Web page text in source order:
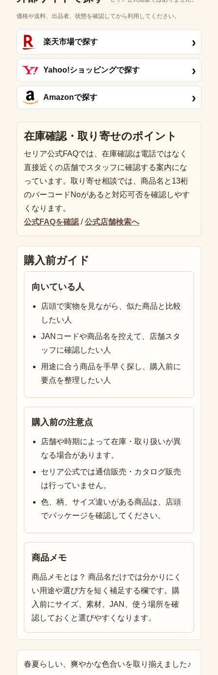
価格や送料、出品者、状態を確認してから利用してください。
楽天市場で探す ›
Yahoo!ショッピングで探す ›
Amazonで探す ›
在庫確認・取り寄せのポイント
セリア公式FAQでは、在庫確認は電話ではなく
直接近くの店舗でスタッフに確認する案内にな
っています。取り寄せ相談では、商品名と13桁
のバーコードNoがあると対応可否を確認しやす
くなります。
公式FAQを確認 /公式店舗検索へ
購入前ガイド
向いている人
店頭で実物を見ながら、似た商品と比較
したい人
JANコードや商品名を控えて、店舗スタ
ッフに確認したい人
用途に合う商品を手早く探し、購入前に
要点を整理したい人
購入前の注意点
店舗や時期によって在庫・取り扱いが異
なる場合があります。
セリア公式では通信販売・カタログ販売
は行っていません。
色、柄、サイズ違いがある商品は、店頭
でパッケージを確認してください。
商品メモ
商品メモとは？ 商品名だけでは分かりにく
い用途や選び方を短く補足する欄です。購
入前にサイズ、素材、JAN、使う場所を確
認しておくと選びやすくなります。
春夏らしい、爽やかな色合いを取り揃えました♪